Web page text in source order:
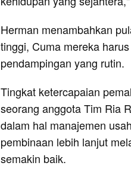
Herman menambahkan
tinggi, Cuma mereka
pendampingan yang rutin.
Tingkat ketercapaian
seorang anggota Tim Ria
dalam hal manajemen
pembinaan lebih lanjut
semakin baik.